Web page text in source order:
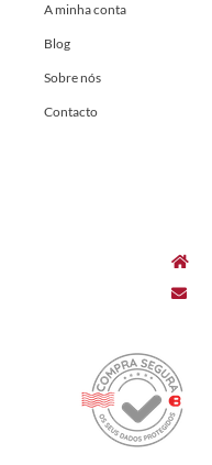
A minha conta
Blog
Sobre nós
Contacto